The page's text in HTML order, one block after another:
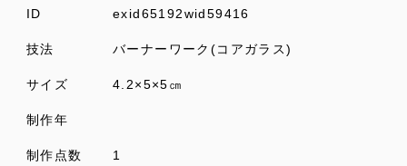
ID exid65192wid59416
技法 バーナーワーク(コアガラス)
サイズ 4.2×5×5㎝
制作年
制作点数 1